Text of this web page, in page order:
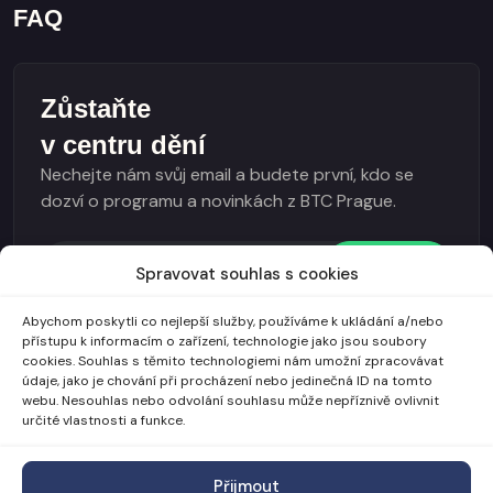
Spravovat souhlas s cookies
Abychom poskytli co nejlepší služby, používáme k ukládání a/nebo
přístupu k informacím o zařízení, technologie jako jsou soubory
cookies. Souhlas s těmito technologiemi nám umožní zpracovávat
údaje, jako je chování při procházení nebo jedinečná ID na tomto
webu. Nesouhlas nebo odvolání souhlasu může nepříznivě ovlivnit
určité vlastnosti a funkce.
Přijmout
FAQ
Zůstaňte
v centru dění
Nechejte nám svůj email a budete první, kdo se
dozví o programu a novinkách z BTC Prague.
I agree to the Všeobecné obchodní podmínky
and
GDPR.